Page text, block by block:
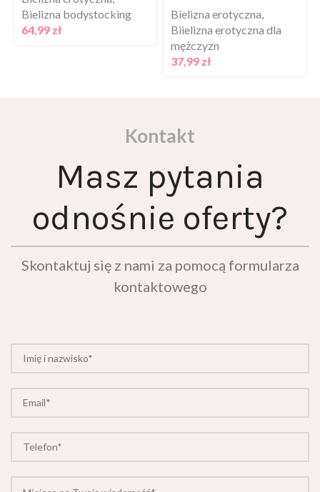
Bielizna bodystocking
64,99
zł
Bielizna erotyczna
Biielizna erotyczna dla
mężczyzn
37,99 zł
Kontakt
Masz pytania
odnośnie oferty?
Skontaktuj się z nami za pomocą formularza
kontaktowego